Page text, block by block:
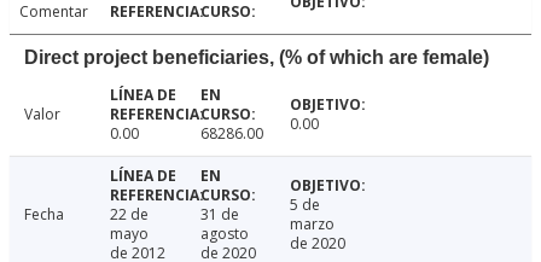
Comentar
Direct project beneficiaries, (% of which are female)
Valor
0.00
68286.00 0.00
Fecha
22 de
mayo
de 2012
31 de
agosto
de 2020
5 de
marzo
de 2020